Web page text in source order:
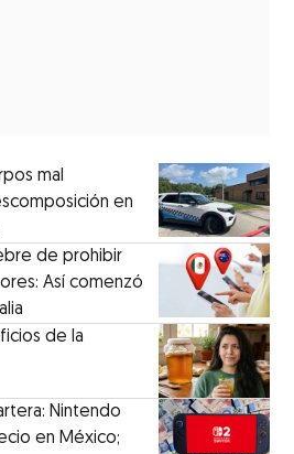
mal
en
de prohibir
Así comenzó
de la
Nintendo
en México;